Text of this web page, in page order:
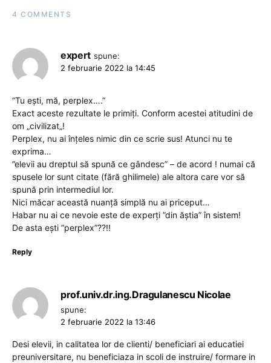
4 COMMENTS
expert spune:
2 februarie 2022 la 14:45
”Tu ești, mă, perplex….”
Exact aceste rezultate le primiți. Conform acestei atitudini de
om „civilizat„!
Perplex, nu ai înțeles nimic din ce scrie sus! Atunci nu te
exprima…
”elevii au dreptul să spună ce gândesc” – de acord ! numai că
spusele lor sunt citate (fără ghilimele) ale altora care vor să
spună prin intermediul lor.
Nici măcar această nuanță simplă nu ai priceput…
Habar nu ai ce nevoie este de experți ”din ăștia” în sistem!
De asta ești ”perplex”??!!
Reply
prof.univ.dr.ing.Dragulanescu Nicolae
spune:
2 februarie 2022 la 13:46
Desi elevii, in calitatea lor de clienti/ beneficiari ai educatiei
preuniversitare, nu beneficiaza in scoli de instruire/ formare in